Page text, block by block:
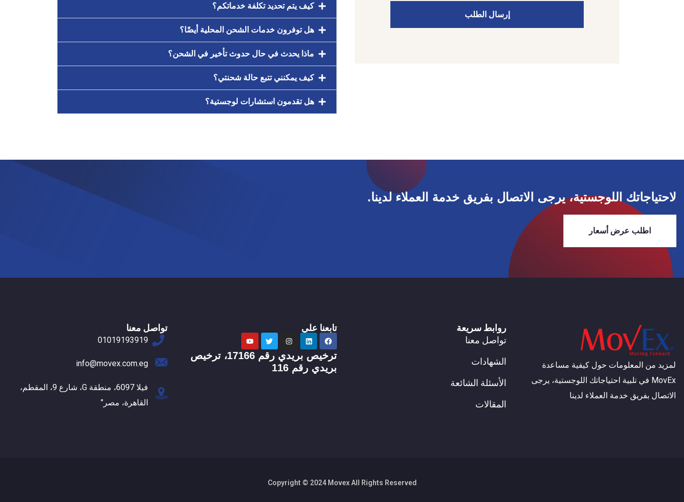
إرسال الطلب
كيف يتم تحديد تكلفة خدماتكم؟
هل توفرون خدمات الشحن المحلية أيضًا؟
ماذا يحدث في حال حدوث تأخير في الشحن؟
كيف يمكنني تتبع حالة شحنتي؟
هل تقدمون استشارات لوجستية؟
لاحتياجاتك اللوجستية، يرجى الاتصال بفريق خدمة العملاء لدينا.
اطلب عرض أسعار
لمزيد من المعلومات حول كيفية مساعدة
MovEx في تلبية احتياجاتك اللوجستية، يرجى
الاتصال بفريق خدمة العملاء لدينا
روابط سريعة
تواصل معنا
الشهادات
الأسئلة الشائعة
المقالات
تابعنا علي
ترخيص بريدي رقم 17166، ترخيص
بريدي رقم 116
تواصل معنا
01019193919
info@movex.com.eg
فيلا 6097، منطقة G، شارع 9، المقطم،
القاهرة، مصر"
Copyright © 2024 Movex All Rights Reserved